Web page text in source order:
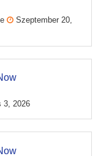
Szeptember 20,
3, 2026